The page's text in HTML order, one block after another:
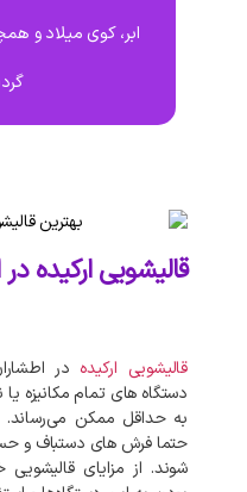
ابر، کوی میلاد و
قالیشویی ارکیده
قالیشویی ارکیده در
دستگاه‌ های تمام مکانیزه
به حداقل ممکن
حتما فرش‌ های دستباف و
شوند. از مزایای